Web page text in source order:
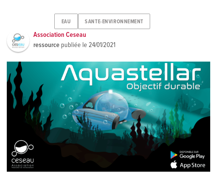
EAU SANTE-ENVIRONNEMENT
Association Ceseau
ressource publiée le24/01/2021